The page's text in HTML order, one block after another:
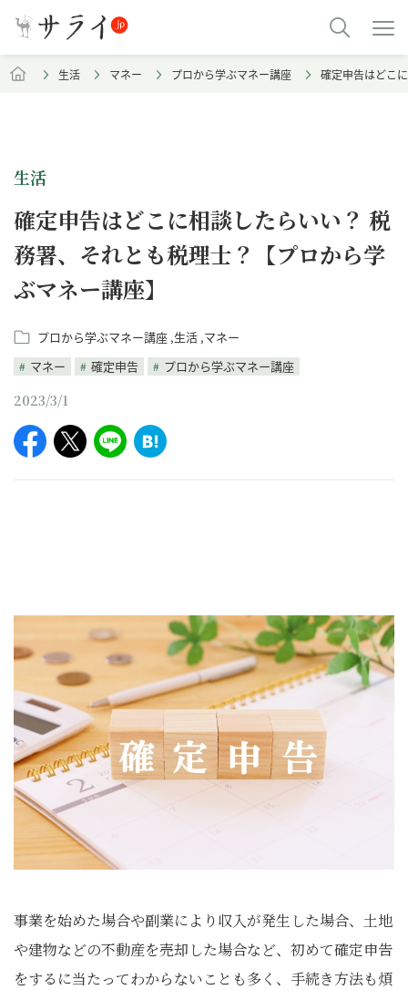
生活 マネー プロから学ぶマネー講座 確定申告はどこ
生活
確定申告はどこに相談したらいい？ 税
務署、それとも税理士？【プロから学
ぶマネー講座】
プロから学ぶマネー講座 生活 マネー
マネー
確定申告 プロから学ぶマネー講座
2023/3/1
事業を始めた場合や副業により収入が発生した場合、土地
や建物などの不動産を売却した場合など、初めて確定申告
をするに当たってわからないことも多く、手続き方法も煩